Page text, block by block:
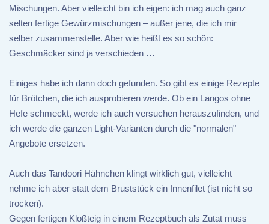
Mischungen. Aber vielleicht bin ich eigen: ich mag auch ganz
selten fertige Gewürzmischungen – außer jene, die ich mir
selber zusammenstelle. Aber wie heißt es so schön:
Geschmäcker sind ja verschieden …
Einiges habe ich dann doch gefunden. So gibt es einige Rezepte
für Brötchen, die ich ausprobieren werde. Ob ein Langos ohne
Hefe schmeckt, werde ich auch versuchen herauszufinden, und
ich werde die ganzen Light-Varianten durch die "normalen"
Angebote ersetzen.
Auch das Tandoori Hähnchen klingt wirklich gut, vielleicht
nehme ich aber statt dem Bruststück ein Innenfilet (ist nicht so
trocken).
Gegen fertigen Kloßteig in einem Rezeptbuch als Zutat muss